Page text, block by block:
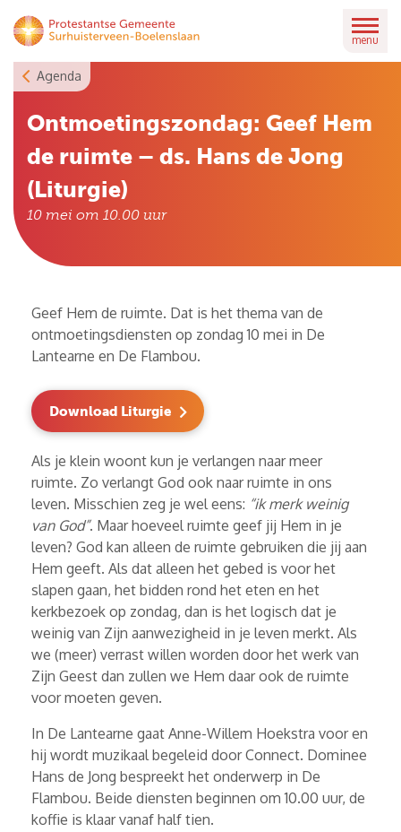
Skip
to
menu
Agenda
Ontmoetingszondag: Geef Hem
de ruimte – ds. Hans de Jong
(Liturgie)
10 mei om 10.00 uur
Geef Hem de ruimte. Dat is het thema van de
ontmoetingsdiensten op zondag 10 mei in De
Lantearne en De Flambou.
Download Liturgie
Als je klein woont kun je verlangen naar meer
ruimte. Zo verlangt God ook naar ruimte in ons
leven. Misschien zeg je wel eens: “ik merk weinig
van God”. Maar hoeveel ruimte geef jij Hem in je
leven? God kan alleen de ruimte gebruiken die jij aan
Hem geeft. Als dat alleen het gebed is voor het
slapen gaan, het bidden rond het eten en het
kerkbezoek op zondag, dan is het logisch dat je
weinig van Zijn aanwezigheid in je leven merkt. Als
we (meer) verrast willen worden door het werk van
Zijn Geest dan zullen we Hem daar ook de ruimte
voor moeten geven.
In De Lantearne gaat Anne-Willem Hoekstra voor en
hij wordt muzikaal begeleid door Connect. Dominee
Hans de Jong bespreekt het onderwerp in De
Flambou. Beide diensten beginnen om 10.00 uur, de
koffie is klaar vanaf half tien.